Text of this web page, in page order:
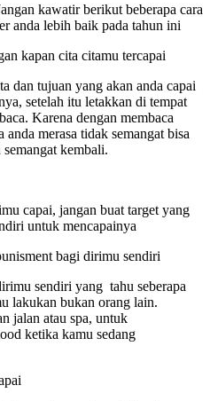
kawatir berikut beberapa cara
anda lebih baik pada tahun ini
kapan cita citamu tercapai
dan tujuan yang akan anda capai
setelah itu letakkan di tempat
Karena dengan membaca
merasa tidak semangat bisa
kembali.
capai, jangan buat target yang
untuk mencapainya
bagi dirimu sendiri
sendiri yang tahu seberapa
lakukan bukan orang lain.
jalan atau spa, untuk
ketika kamu sedang